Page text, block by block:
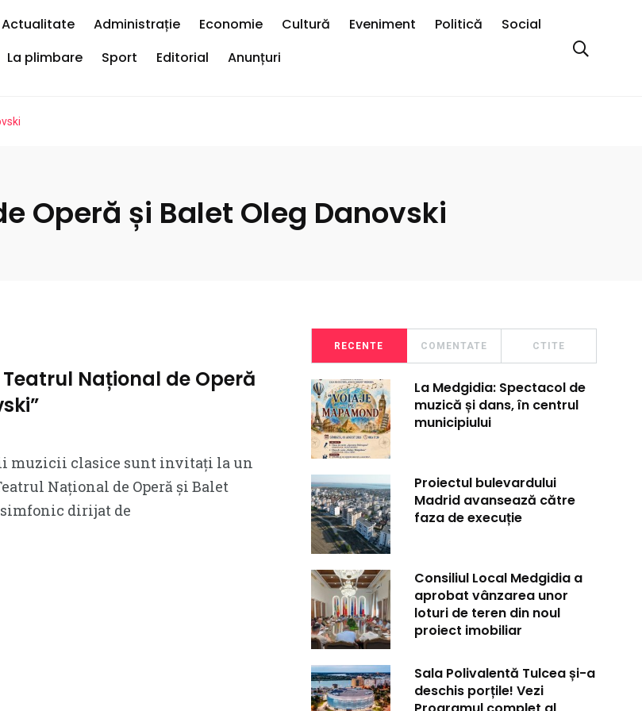
Actualitate Administrație Economie Cultură Eveniment Politică
Social
La plimbare Sport Editorial Anunțuri
Operă și Balet Oleg Danovski
Național de Operă
muzicii clasice sunt invitați la un
Național de Operă și Balet
simfonic dirijat de
RECENTE COMENTATE CTITE
La Medgidia: Spectacol de
muzică și dans, în centrul
municipiului
Proiectul bulevardului
Madrid avansează către
faza de execuție
Consiliul Local Medgidia a
aprobat vânzarea unor
loturi de teren din noul
proiect imobiliar
Sala Polivalentă Tulcea și-a
deschis porțile! Vezi